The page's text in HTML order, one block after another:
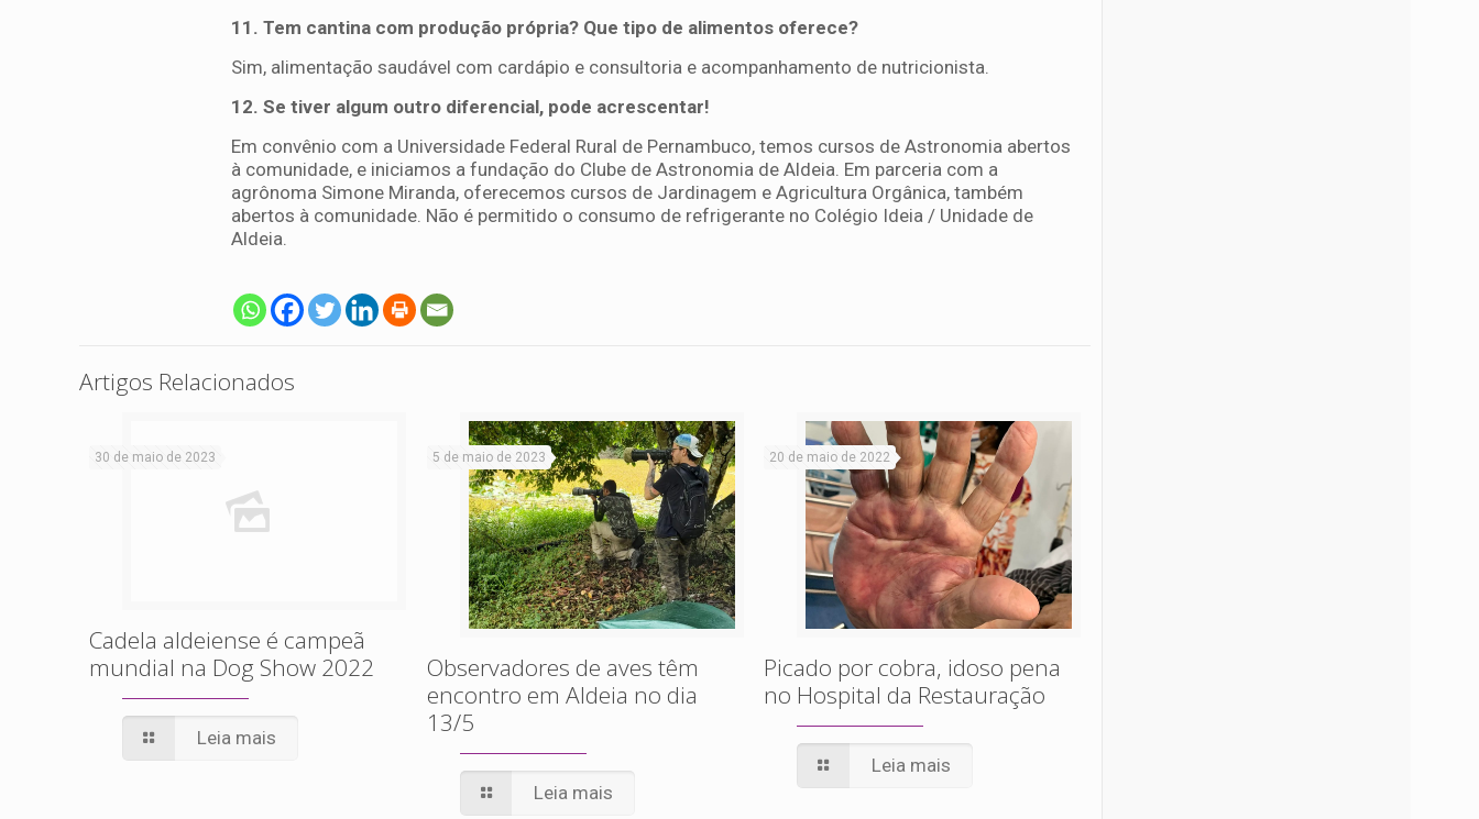
11. Tem cantina com produção própria? Que tipo de alimentos oferece?
Sim, alimentação saudável com cardápio e consultoria e acompanhamento de nutricionista.
12. Se tiver algum outro diferencial, pode acrescentar!
Em convênio com a Universidade Federal Rural de Pernambuco, temos cursos de Astronomia abertos
à comunidade, e iniciamos a fundação do Clube de Astronomia de Aldeia. Em parceria com a
agrônoma Simone Miranda, oferecemos cursos de Jardinagem e Agricultura Orgânica, também
abertos à comunidade. Não é permitido o consumo de refrigerante no Colégio Ideia / Unidade de
Aldeia.
Artigos Relacionados
30 de maio de 2023
Cadela aldeiense é campeã
mundial na Dog Show 2022
Leia mais
5 de maio de 2023
Observadores de aves têm
encontro em Aldeia no dia
13/5
Leia mais
20 de maio de 2022
Picado por cobra, idoso pena
no Hospital da Restauração
Leia mais